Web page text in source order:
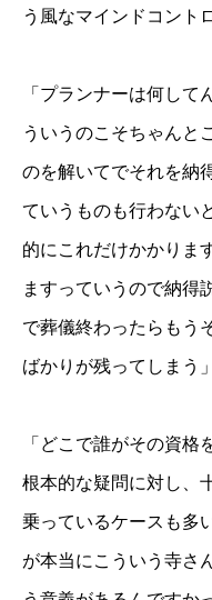
う風なマインドコント
「プランナーは何して
ういうのこそちゃんと
のを解いてでそれを納
ていうものも行わない
的にこれだけかかりま
ますっていうので納得
で葬儀終わったらもう
ばかりが残ってしまう
「どこで誰がその資格
根本的な疑問に対し、
乗っているケースも多
が本当にこういう寺さ